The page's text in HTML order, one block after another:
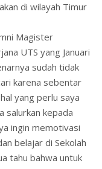
di wilayah Timur
Magister
UTS yang Januari
sudah tidak
karena sebentar
yang perlu saya
salurkan kepada
ingin memotivasi
belajar di Sekolah
tahu bahwa untuk